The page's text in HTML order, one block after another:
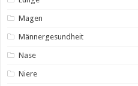
Magen
Männergesundheit
Nase
Niere